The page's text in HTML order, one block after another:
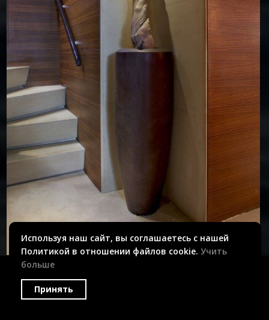
Copyright © 2018 - 2026
Используя наш сайт, вы соглашаетесь с нашей
Политикой в отношении файлов cookie. Учить
больше
Принять